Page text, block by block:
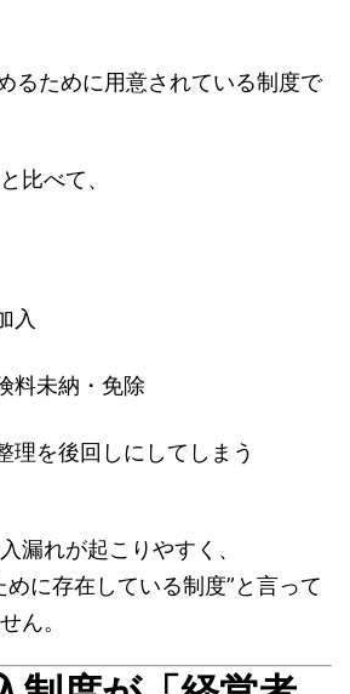
るために用意されている制度で
比べて、
入
料未納・免除
理を後回しにしてしまう
漏れが起こりやすく、
めに存在している制度”と言って
ん。